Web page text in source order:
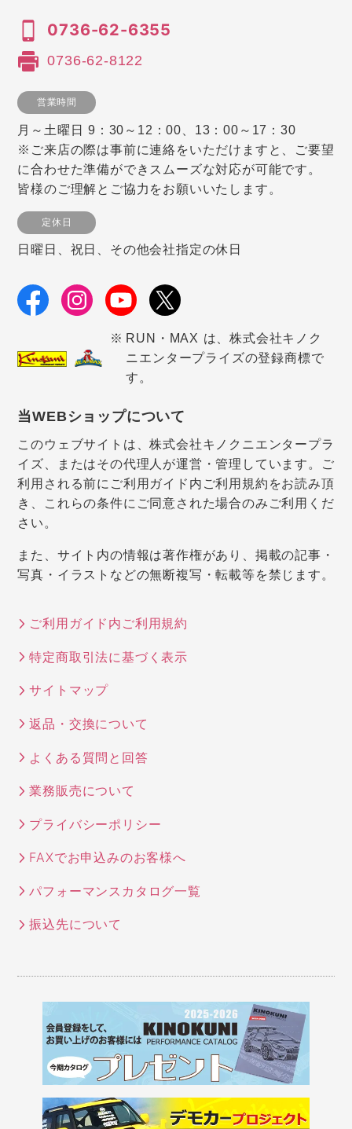
0736-62-6355
0736-62-8122
営業時間
月～土曜日 9：30～12：00、13：00～17：30
※ご来店の際は事前に連絡をいただけますと、ご要望
に合わせた準備ができスムーズな対応が可能です。
皆様のご理解とご協力をお願いいたします。
定休日
日曜日、祝日、その他会社指定の休日
RUN・MAX は、株式会社キノク
ニエンタープライズの登録商標で
す。
当WEBショップについて
このウェブサイトは、株式会社キノクニエンタープラ
イズ、またはその代理人が運営・管理しています。ご
利用される前にご利用ガイド内ご利用規約をお読み頂
き、これらの条件にご同意された場合のみご利用くだ
さい。
また、サイト内の情報は著作権があり、掲載の記事・
写真・イラストなどの無断複写・転載等を禁じます。
ご利用ガイド内ご利用規約
特定商取引法に基づく表示
サイトマップ
返品・交換について
よくある質問と回答
業務販売について
プライバシーポリシー
FAXでお申込みのお客様へ
パフォーマンスカタログ一覧
振込先について